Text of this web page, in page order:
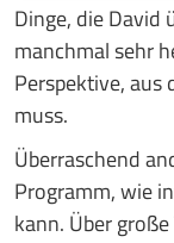
Dinge, die David
manchmal sehr
Perspektive, aus
muss.
Überraschend
Programm, wie
kann. Über